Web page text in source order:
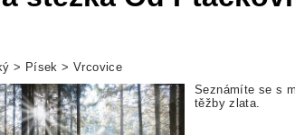
> Písek > Vrcovice
Seznámíte se s
těžby zlata.